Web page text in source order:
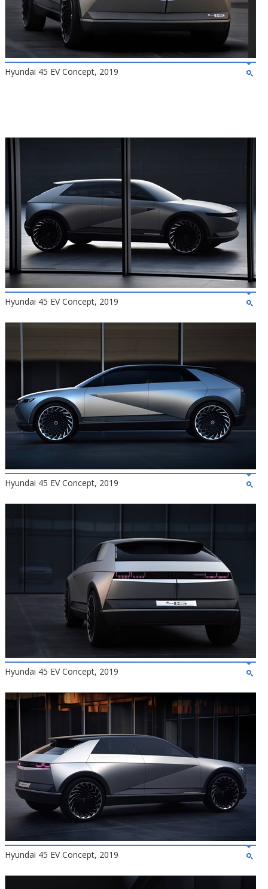
Hyundai 45 EV Concept, 2019
Hyundai 45 EV Concept, 2019
Hyundai 45 EV Concept, 2019
Hyundai 45 EV Concept, 2019
Hyundai 45 EV Concept, 2019